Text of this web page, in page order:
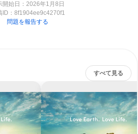
開始日：2026年1月8日
ID： 8f1904ee9c4270f1
問題を報告する
すべて見る